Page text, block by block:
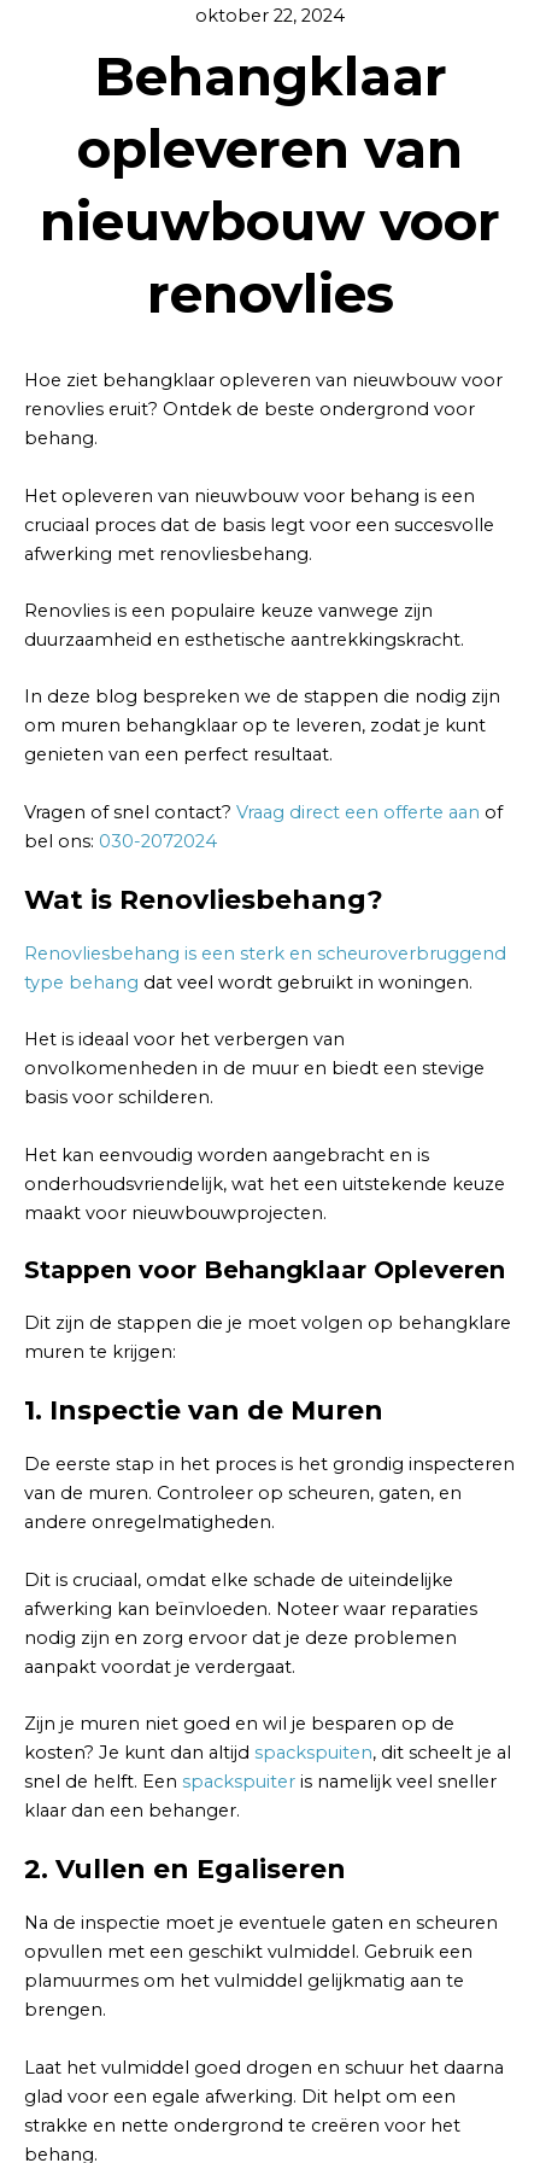
oktober 22, 2024
Behangklaar
opleveren van
nieuwbouw voor
renovlies
Hoe ziet behangklaar opleveren van nieuwbouw voor
renovlies eruit? Ontdek de beste ondergrond voor
behang.
Het opleveren van nieuwbouw voor behang is een
cruciaal proces dat de basis legt voor een succesvolle
afwerking met renovliesbehang.
Renovlies is een populaire keuze vanwege zijn
duurzaamheid en esthetische aantrekkingskracht.
In deze blog bespreken we de stappen die nodig zijn
om muren behangklaar op te leveren, zodat je kunt
genieten van een perfect resultaat.
Vragen of snel contact? Vraag direct een offerte aan of
bel ons: 030-2072024
Wat is Renovliesbehang?
Renovliesbehang is een sterk en scheuroverbruggend
type behang dat veel wordt gebruikt in woningen.
Het is ideaal voor het verbergen van
onvolkomenheden in de muur en biedt een stevige
basis voor schilderen.
Het kan eenvoudig worden aangebracht en is
onderhoudsvriendelijk, wat het een uitstekende keuze
maakt voor nieuwbouwprojecten.
Stappen voor Behangklaar Opleveren
Dit zijn de stappen die je moet volgen op behangklare
muren te krijgen:
1. Inspectie van de Muren
De eerste stap in het proces is het grondig inspecteren
van de muren. Controleer op scheuren, gaten, en
andere onregelmatigheden.
Dit is cruciaal, omdat elke schade de uiteindelijke
afwerking kan beïnvloeden. Noteer waar reparaties
nodig zijn en zorg ervoor dat je deze problemen
aanpakt voordat je verdergaat.
Zijn je muren niet goed en wil je besparen op de
kosten? Je kunt dan altijd spackspuiten, dit scheelt je al
snel de helft. Een spackspuiter is namelijk veel sneller
klaar dan een behanger.
2. Vullen en Egaliseren
Na de inspectie moet je eventuele gaten en scheuren
opvullen met een geschikt vulmiddel. Gebruik een
plamuurmes om het vulmiddel gelijkmatig aan te
brengen.
Laat het vulmiddel goed drogen en schuur het daarna
glad voor een egale afwerking. Dit helpt om een
strakke en nette ondergrond te creëren voor het
behang.